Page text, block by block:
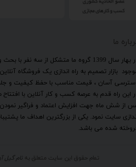
ما
​در بهار سال 1399 گروه ما متشکل از سه نفر
بازار تصمیم به راه اندازی یک فروشگاه
آسان ، قیمت مناسب با حفظ کیفیت و جلب
این راه قدم به عرصه کسب و کار آنلاین با
از شش ماه جهت افزایش اعتماد و فراگیر نمودن
سایت نمود. یکی از بزرگترین اهداف ما
شده می باشد.
تمام حقوق این سایت متعلق به نام گیل